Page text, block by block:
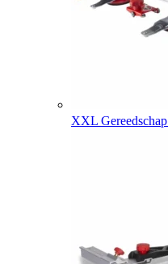
XXL Gereedschap